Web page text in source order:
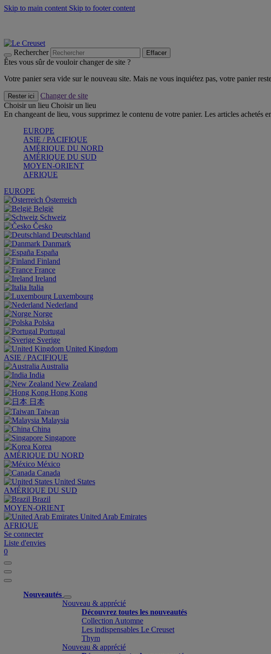
Skip to main content Skip to footer content
Rechercher Effacer
Êtes vous sûr de vouloir changer de site ?
Votre panier sera vide sur le nouveau site. Mais ne vous inquiétez pas, votre panier
Rester ici
Changer de site
Choisir un lieu Choisir un lieu
En changeant de lieu, vous supprimez le contenu de votre panier. Les articles achetés
EUROPE
ASIE / PACIFIQUE
AMÉRIQUE DU NORD
AMÉRIQUE DU SUD
MOYEN-ORIENT
AFRIQUE
EUROPE
Österreich
België
Schweiz
Česko
Deutschland
Danmark
España
Finland
France
Ireland
Italia
Luxembourg
Nederland
Norge
Polska
Portugal
Sverige
United Kingdom
ASIE / PACIFIQUE
Australia
India
New Zealand
Hong Kong
日本
Taiwan
Malaysia
China
Singapore
Korea
AMÉRIQUE DU NORD
México
Canada
United States
AMÉRIQUE DU SUD
Brazil
MOYEN-ORIENT
United Arab Emirates
AFRIQUE
Se connecter
Liste d'envies
0
Nouveautés
Nouveau & apprécié
Découvrez toutes les nouveautés
Collection Automne
Les indispensables Le Creuset
Thym
Nouveau & apprécié